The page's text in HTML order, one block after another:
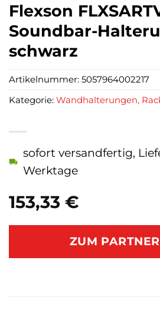
Flexson
Soundbar-
schwarz
153,33 €
sofort versandfertig,
Werktage
ZUM
Artikelnummer: 5057964002217
Kategorie: Wandhalterungen,